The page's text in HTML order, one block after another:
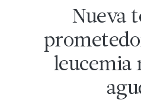
Nueva
leucemia